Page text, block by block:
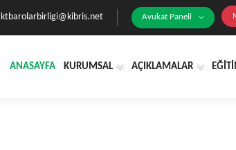
ktbarolarbirligi@kibris.net Avukat Paneli
ANASAYFA KURUMSAL AÇIKLAMALAR